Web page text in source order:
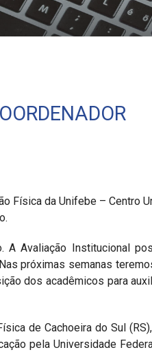
Física da Unifebe – Centro
A Avaliação Institucional
próximas semanas
dos acadêmicos para
de Cachoeira do Sul
pela Universidade